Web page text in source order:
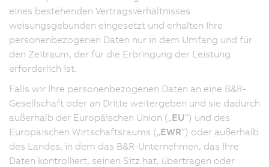
eines bestehenden Vertragsverhältnisses
weisungsgebunden eingesetzt und erhalten Ihre
personenbezogenen Daten nur in dem Umfang und für
den Zeitraum, der für die Erbringung der Leistung
erforderlich ist.
Falls wir Ihre personenbezogenen Daten an eine B&R-
Gesellschaft oder an Dritte weitergeben und sie dadurch
außerhalb der Europäischen Union („EU“) und des
Europäischen Wirtschaftsraums („EWR“) oder außerhalb
des Landes, in dem das B&R-Unternehmen, das Ihre
Daten kontrolliert, seinen Sitz hat, übertragen oder